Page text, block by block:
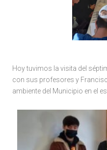
Hoy tuvimos la visita del
con sus profesores y
ambiente del Municipio en el